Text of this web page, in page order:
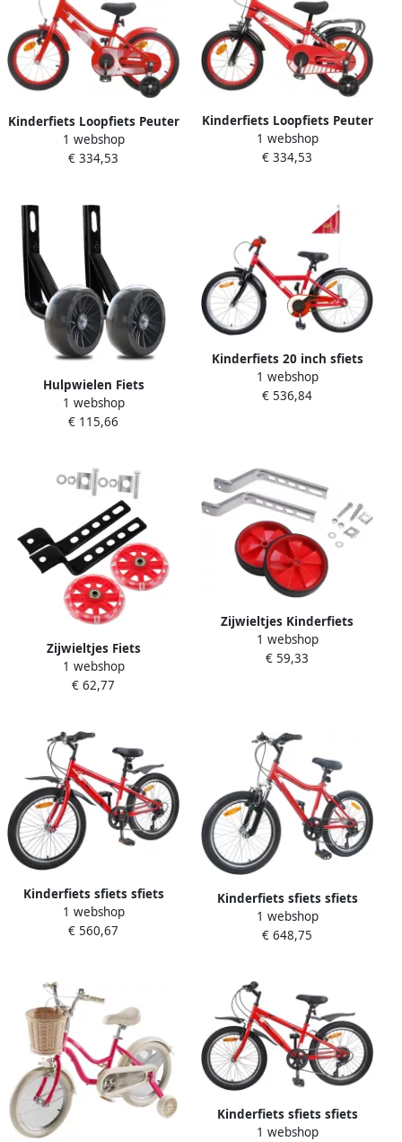
Kinderfiets Loopfiets Peuter
Buiten Spelen Stevig Stalen
Frame 12 inch Rood
1 webshop
€ 334,53
Kinderfiets Loopfiets Peuter
Spelen en Leren Stevig
Stalen Frame 12 inch Rood
1 webshop
€ 334,53
Hulpwielen Fiets
Stabilisatoren Kinderfiets
Fietsen Leren Verbreed
1 webshop
€ 115,66
Kinderfiets 20 inch sfiets
sfiets Avontuurlijke
Fietstochten Verstelbaar
1 webshop
€ 536,84
Zijwieltjes Fiets
Oefenwielen Kinderfiets
Leren Fietsen Verbeterde
1 webshop
€ 62,77
Zijwieltjes Kinderfiets
Hulpwielen Fiets Leren
Fietsen Universele Pasvorm
1 webshop
€ 59,33
Kinderfiets sfiets sfiets
Fietstraining BuitenSpelen
6 Versnellingen 20 inch
1 webshop
€ 560,67
Kinderfiets sfiets sfiets
Veilig Fietsen 6
Versnellingen 20 inch Rood
1 webshop
€ 648,75
Kinderfiets sfiets sfiets
Buiten Spelen 6
1 webshop